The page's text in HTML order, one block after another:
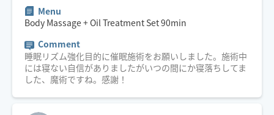
Menu
Body Massage + Oil Treatment Set90min
Comment
睡眠リズム強化目的に催眠施術をお願いしました。施術中
には寝ない自信がありましたがいつの間にか寝落ちしてま
した、魔術ですね。感謝！